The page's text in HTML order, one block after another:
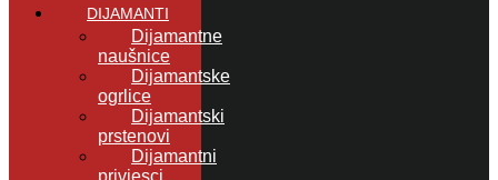
DIJAMANTI
Dijamantne
naušnice
Dijamantske
ogrlice
Dijamantski
prstenovi
Dijamantni
privjesci